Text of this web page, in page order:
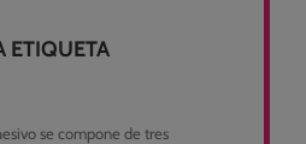
ETIQUETA
se compone de tres